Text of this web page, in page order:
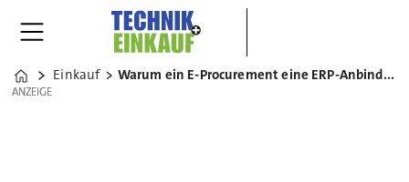
Home
Einkauf Warum ein E-Procurement eine ERP-Anbindung braucht
ANZEIGE
ANZEIGE